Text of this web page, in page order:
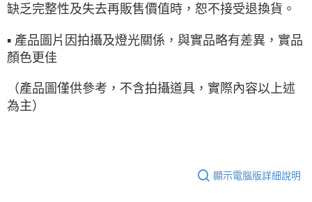
缺乏完整性及失去再販售價值時，恕不接受退換貨。
▪ 產品圖片因拍攝及燈光關係，與實品略有差異，實品
顏色更佳
（產品圖僅供參考，不含拍攝道具，實際內容以上述
為主）
顯示電腦版詳細說明